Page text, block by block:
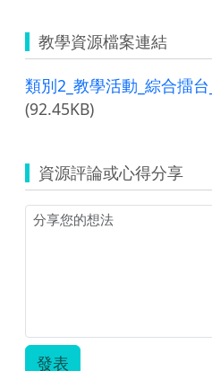
教學資源檔案連結
類別2_教學活動_綜合擂
(92.45KB)
資源評論或心得分享
發表